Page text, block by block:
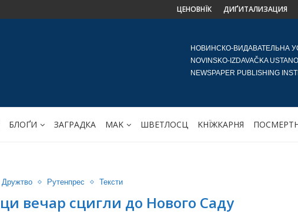
ЦЕНОВНЇК ДИҐИТАЛИЗАЦИЯ
НОВИНСКО-ВИДАВАТЕЛЬНА
NOVINSKO-IZDAVAČKA
NEWSPAPER PUBLISHING
БЛОҐИ ЗАГРАДКА МАK ШВЕТЛОСЦ KНЇЖКАРНЯ
Дружтво Рутенпрес Тексти
вечар сцигли до Нового Саду